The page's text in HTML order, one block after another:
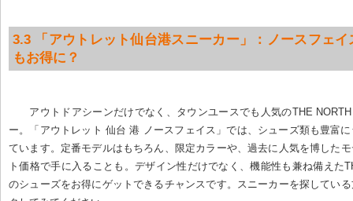
3.3 「アウトレット仙台港スニーカー」：ノースフェイ
もお得に？
アウトドアシーンだけでなく、タウンユースでも人気のTHE
ー。「アウトレット 仙台 港 ノースフェイス」では、シューズ類も豊富
ています。定番モデルはもちろん、限定カラーや、過去に人気を博した
ト価格で手に入ることも。デザイン性だけでなく、機能性も兼ね備えた
のシューズをお得にゲットできるチャンスです。スニーカーを探してい